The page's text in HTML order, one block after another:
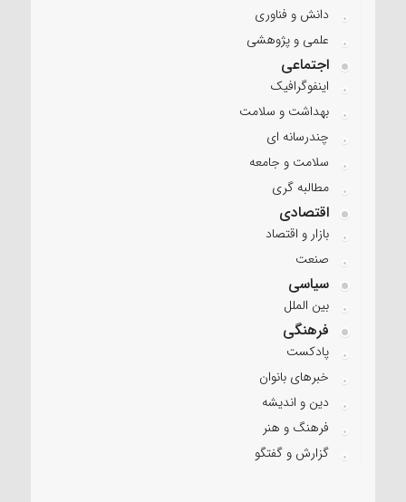
دانش و فناوری
علمی و پژوهشی
اجتماعی
اینفوگرافیک
بهداشت و سلامت
چندرسانه ای
سلامت و جامعه
مطالبه گری
اقتصادی
بازار و اقتصاد
صنعت
سیاسی
بین الملل
فرهنگی
پادکست
خبرهای بانوان
دین و اندیشه
فرهنگ و هنر
گزارش و گفتگو